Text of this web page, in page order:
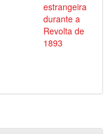
estrangeira
durante a
Revolta de
1893